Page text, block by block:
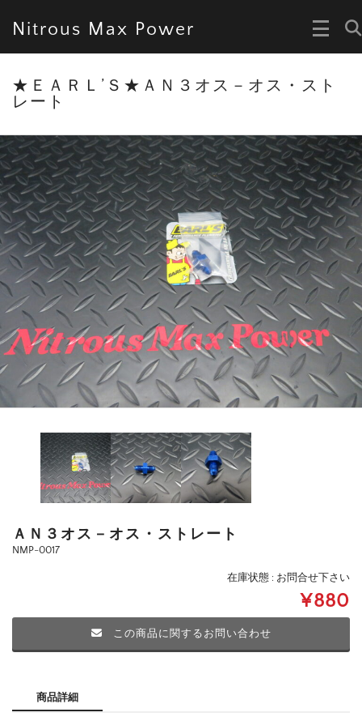
Nitrous Max Power
★ＥＡＲＬ’Ｓ★ＡＮ３オス－オス・スト
レート
ＡＮ３オス－オス・ストレート
NMP-0017
在庫状態 : お問合せ下さい
¥880
この商品に関するお問い合わせ
商品詳細